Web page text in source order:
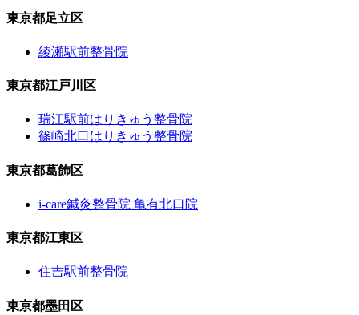
東京都足立区
綾瀬駅前整骨院
東京都江戸川区
瑞江駅前はりきゅう整骨院
篠崎北口はりきゅう整骨院
東京都葛飾区
i-care鍼灸整骨院 亀有北口院
東京都江東区
住吉駅前整骨院
東京都墨田区